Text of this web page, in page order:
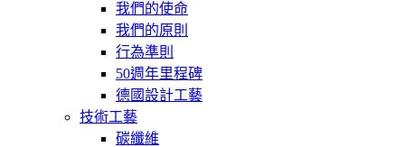
我們的使命
我們的原則
行為準則
50週年里程碑
德國設計工藝
技術工藝
碳纖維